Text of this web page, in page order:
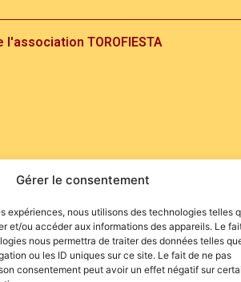
Gérer le consentement
expériences, nous utilisons des technologies telles
et/ou accéder aux informations des appareils. Le
nous permettra de traiter des données telles
ou les ID uniques sur ce site. Le fait de ne pas
consentement peut avoir un effet négatif sur
l'association TOROFIESTA